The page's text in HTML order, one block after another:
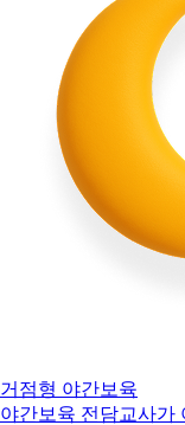
거점형 야간보육
야간보육 전담교사가